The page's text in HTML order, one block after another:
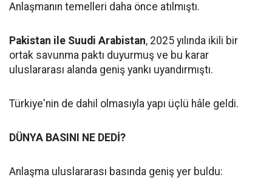
Anlaşmanın temelleri daha önce atılmıştı.
Pakistan ile Suudi Arabistan, 2025 yılında ikili bir
ortak savunma paktı duyurmuş ve bu karar
uluslararası alanda geniş yankı uyandırmıştı.
Türkiye'nin de dahil olmasıyla yapı üçlü hâle geldi.
DÜNYA BASINI NE DEDİ?
Anlaşma uluslararası basında geniş yer buldu: